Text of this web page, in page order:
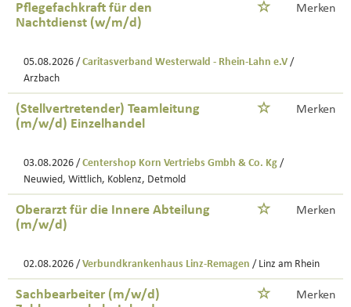
Pflegefachkraft für den
Nachtdienst (w/m/d)
Merken
05.08.2026 / Caritasverband Westerwald - Rhein-Lahn e.V /
Arzbach
(Stellvertretender) Teamleitung
(m/w/d) Einzelhandel
Merken
03.08.2026 / Centershop Korn Vertriebs Gmbh & Co. Kg /
Neuwied, Wittlich, Koblenz, Detmold
Oberarzt für die Innere Abteilung
(m/w/d)
Merken
02.08.2026 / Verbundkrankenhaus Linz-Remagen / Linz am Rhein
Sachbearbeiter (m/w/d)
Merken